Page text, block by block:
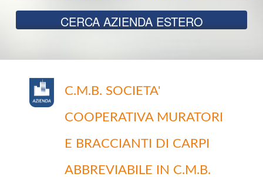
CERCA AZIENDA ESTERO
C.M.B. SOCIETA'
COOPERATIVA MURATORI
E BRACCIANTI DI CARPI
ABBREVIABILE IN C.M.B.